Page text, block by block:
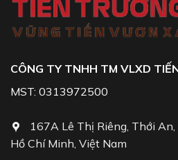
CÔNG TY TNHH TM VLXD
MST: 0313972500
167A Lê Thị Riêng, Thới
Hồ Chí Minh, Việt Nam